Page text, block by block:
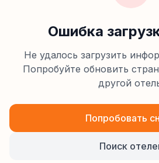
Ошибка
Не удалось загрузить
Попробуйте обновить
другой
Попробовать
Поиск